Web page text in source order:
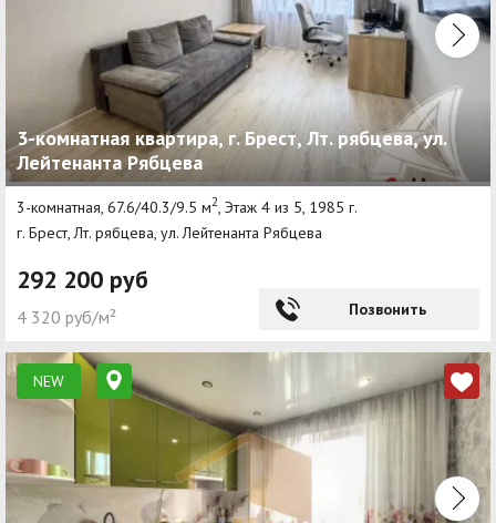
3-комнатная квартира, г. Брест, Лт. рябцева, ул.
Лейтенанта Рябцева
3-комнатная, 67.6/40.3/9.5 м2 , Этаж 4 из 5, 1985 г.
г. Брест, Лт. рябцева, ул. Лейтенанта Рябцева
292 200 руб
4 320 руб/м² Позвонить
NEW